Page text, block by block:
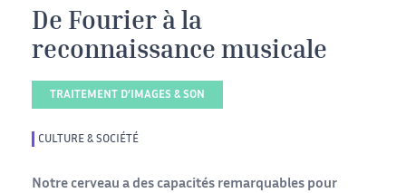
De Fourier à la
reconnaissance musicale
TRAITEMENT D’IMAGES & SON
CULTURE & SOCIÉTÉ
Notre cerveau a des capacités remarquables pour